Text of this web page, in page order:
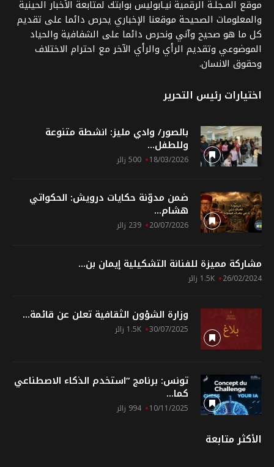
موقع المـجلّـة الرقمية نيـابوليس بوابتك لمتابعة الأخبار الحينية
والمعلومات الصحيحة موقعنا الإخباري يحرص دائما على تقديم
كل ما هو صحيح وآني ونحرص دائما على الشفافية والحياد
الموضوعي وتقديم الرأي والرأي الآخر مع احترام الاختلاف
وحقوق الانسان.
اختيارات رئيس التحرير
بالصور/ وادي مليز: انشطة متنوعة
وللطفل...
18/03/2026 500 زائر
ضمن مدوّنة حكايات درويش: الحكواتي
هشام...
20/07/2026 239 زائر
مشاركة مميزة للفنانة التشكيلية إيمان بن...
26/02/2024 1.5K زائر
وزارة الشؤون الثقافية تعلن عن قائمة...
30/07/2025 1.5K زائر
تونس: برنامج “استخدم الذكاء الاصطناعي
كما...
10/11/2025 994 زائر
الأكثر متابعة